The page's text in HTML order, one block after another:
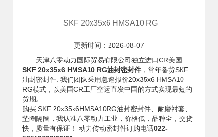
SKF 20x35x6 HMSA10 RG
更新时间：2026-08-07
天津八零动力国际贸易有限公司独立进口CR美国
SKF 20x35x6 HMSA10 RG油封密封件 ，常年备货SKF
油封密封件. 我们团队采用急速报价20x35x6 HMSA10
RG模式，以美国CR工厂空运直发中国的方式实现最短的
货期。
购买 SKF 20x35x6HMSA10RG油封密封件、耐磨衬套、
垫圈隔圈，我认准八零动力工业，价格低，品种全，交货
快，质量有保证！ 动力传动密封件订购电话022-